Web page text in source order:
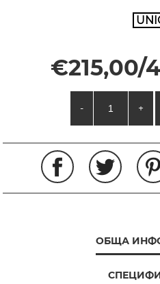
€215,00/
- +
ОБЩА